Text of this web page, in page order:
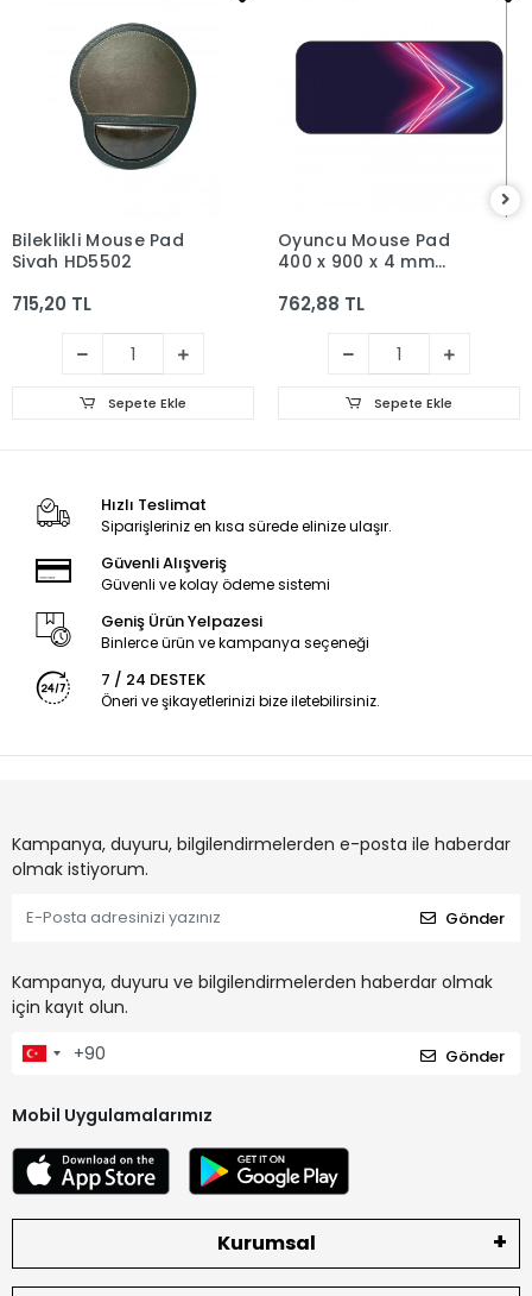
Bileklikli Mouse Pad
Siyah HD5502
715,20 TL
Sepete Ekle
Oyuncu Mouse Pad
400 x 900 x 4 mm
762,88 TL
Sepete Ekle
Hızlı Teslimat
Siparişleriniz en kısa sürede elinize ulaşır.
Güvenli Alışveriş
Güvenli ve kolay ödeme sistemi
Geniş Ürün Yelpazesi
Binlerce ürün ve kampanya seçeneği
7 / 24 DESTEK
Öneri ve şikayetlerinizi bize iletebilirsiniz.
Kampanya, duyuru, bilgilendirmelerden e-posta ile haberdar
olmak istiyorum.
Gönder
Kampanya, duyuru ve bilgilendirmelerden haberdar olmak
için kayıt olun.
Gönder
Mobil Uygulamalarımız
Kurumsal